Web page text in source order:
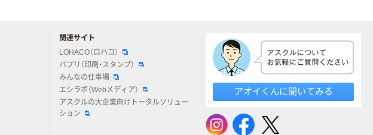
関連サイト
LOHACO（ロハコ）
パプリ（印刷・スタンプ）
みんなの仕事場
エシラボ（Webメディア）
アスクルの大企業向けトータルソリュー
ション
アオイくんに聞いてみる